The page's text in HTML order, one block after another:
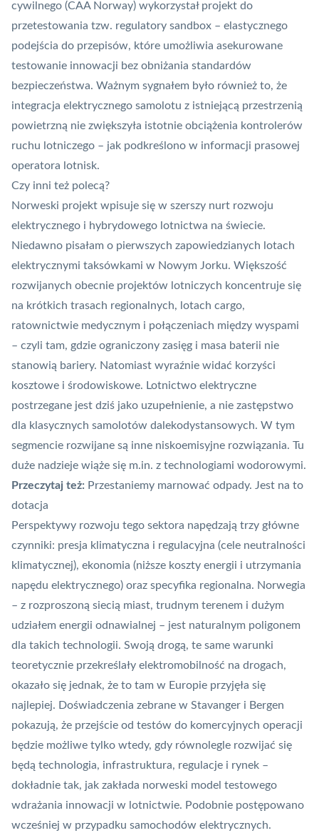
cywilnego (CAA Norway) wykorzystał projekt do
przetestowania tzw. regulatory sandbox – elastycznego
podejścia do przepisów, które umożliwia asekurowane
testowanie innowacji bez obniżania standardów
bezpieczeństwa. Ważnym sygnałem było również to, że
integracja elektrycznego samolotu z istniejącą przestrzenią
powietrzną nie zwiększyła istotnie obciążenia kontrolerów
ruchu lotniczego – jak podkreślono w informacji prasowej
operatora lotnisk.
Czy inni też polecą?
Norweski projekt wpisuje się w szerszy nurt rozwoju
elektrycznego i hybrydowego lotnictwa na świecie.
Niedawno pisałam o pierwszych zapowiedzianych lotach
elektrycznymi taksówkami w Nowym Jorku. Większość
rozwijanych obecnie projektów lotniczych koncentruje się
na krótkich trasach regionalnych, lotach cargo,
ratownictwie medycznym i połączeniach między wyspami
– czyli tam, gdzie ograniczony zasięg i masa baterii nie
stanowią bariery. Natomiast wyraźnie widać korzyści
kosztowe i środowiskowe. Lotnictwo elektryczne
postrzegane jest dziś jako uzupełnienie, a nie zastępstwo
dla klasycznych samolotów dalekodystansowych. W tym
segmencie rozwijane są inne niskoemisyjne rozwiązania. Tu
duże nadzieje wiąże się m.in. z technologiami wodorowymi.
Przeczytaj też: Przestaniemy marnować odpady. Jest na to
dotacja
Perspektywy rozwoju tego sektora napędzają trzy główne
czynniki: presja klimatyczna i regulacyjna (cele neutralności
klimatycznej), ekonomia (niższe koszty energii i utrzymania
napędu elektrycznego) oraz specyfika regionalna. Norwegia
– z rozproszoną siecią miast, trudnym terenem i dużym
udziałem energii odnawialnej – jest naturalnym poligonem
dla takich technologii. Swoją drogą, te same warunki
teoretycznie przekreślały elektromobilność na drogach,
okazało się jednak, że to tam w Europie przyjęła się
najlepiej. Doświadczenia zebrane w Stavanger i Bergen
pokazują, że przejście od testów do komercyjnych operacji
będzie możliwe tylko wtedy, gdy równolegle rozwijać się
będą technologia, infrastruktura, regulacje i rynek –
dokładnie tak, jak zakłada norweski model testowego
wdrażania innowacji w lotnictwie. Podobnie postępowano
wcześniej w przypadku samochodów elektrycznych.